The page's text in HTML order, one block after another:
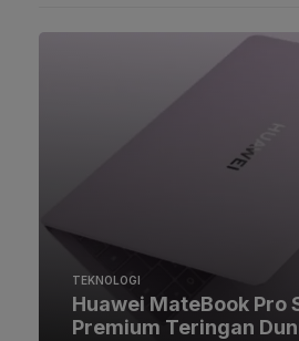
TEKNOLOGI
Huawei MateBook Pro
Premium Teringan